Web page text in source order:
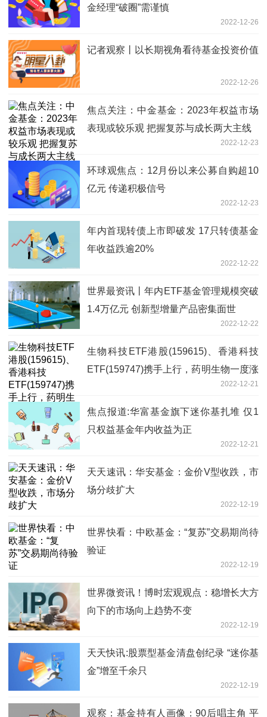
金经理“破圈”需谨慎
2022-12-26
记者观察丨以长期视角看待基金投资价值
2022-12-26
焦点关注：中金基金：2023年权益市场
表现或较乐观 把握复苏与成长两大主线
2022-12-23
环球观焦点：12月份以来公募自购超10
亿元 传递积极信号
2022-12-23
年内首现转债上市即破发 17只转债基金
年收益跌逾20%
2022-12-22
世界最资讯丨年内ETF基金管理规模突破
1.4万亿元 创新型增量产品密集面世
2022-12-22
生物科技ETF港股(159615)、香港科技
ETF(159747)携手上行，药明生物一度涨
2022-12-21
焦点报道:华富基金旗下迷你基扎堆 仅1
只权益基金年内收益为正
2022-12-21
天天速讯：华安基金：金价V型收跌，市
场分歧扩大
2022-12-19
世界快看：中欧基金：“复苏”交易期尚待
验证
2022-12-19
世界微资讯！博时宏观观点：稳增长大方
向下的市场向上趋势不变
2022-12-19
天天快讯:股票型基金清盘创纪录 “迷你基
金”增至千余只
2022-12-19
观察：基金持有人画像：90后唱主角 平